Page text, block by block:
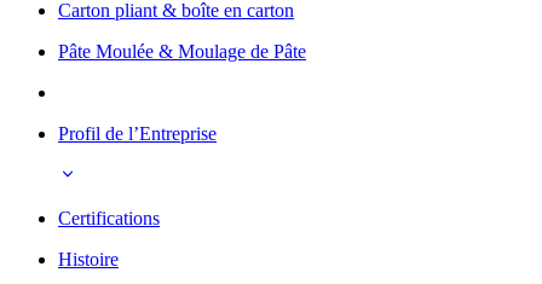
Carton pliant & boîte en carton
Pâte Moulée & Moulage de Pâte
Profil de l’Entreprise
Certifications
Histoire